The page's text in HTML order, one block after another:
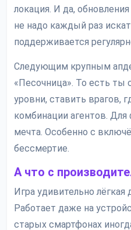
локация. И да,
не надо каждый раз
поддерживается
Следующим крупным
«Песочница». То есть
уровни, ставить врагов,
комбинации агентов.
мечта. Особенно с
бессмертие.
А что с
Игра удивительно лёгкая
Работает даже на
старых смартфонах